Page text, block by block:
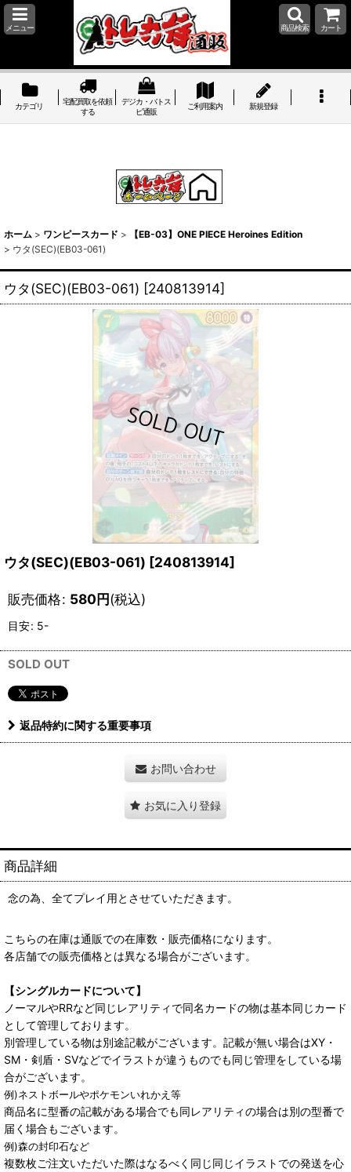
メニュー 商品検索 カート
カテゴリ
宅配買取を依頼
する
デジカ・バトス
ピ通販
ご利用案内 新規登録
ホーム > ワンピースカード >
【EB-03】ONE PIECE Heroines Edition
> ウタ(SEC)(EB03-061)
ウタ(SEC)(EB03-061) [240813914]
ウタ(SEC)(EB03-061) [240813914]
販売価格: 580円(税込)
目安: 5-
SOLD OUT
返品特約に関する重要事項
お問い合わせ
お気に入り登録
商品詳細
念の為、全てプレイ用とさせていただきます。
こちらの在庫は通販での在庫数・販売価格になります。
各店舗での販売価格とは異なる場合がございます。
【シングルカードについて】
ノーマルやRRなど同じレアリティで同名カードの物は基本同じカード
として管理しております。
別管理している物は別途記載がございます。記載が無い場合はXY・
SM・剣盾・SVなどでイラストが違うものでも同じ管理をしている場
合がございます。
例)ネストボールやポケモンいれかえ等
商品名に型番の記載がある場合でも同レアリティの場合は別の型番で
届く場合もございます。
例)森の封印石など
複数枚ご注文いただいた際はなるべく同じ同じイラストでの発送を心